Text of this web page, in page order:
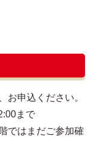
お申込ください。
まで
ではまだご参加確